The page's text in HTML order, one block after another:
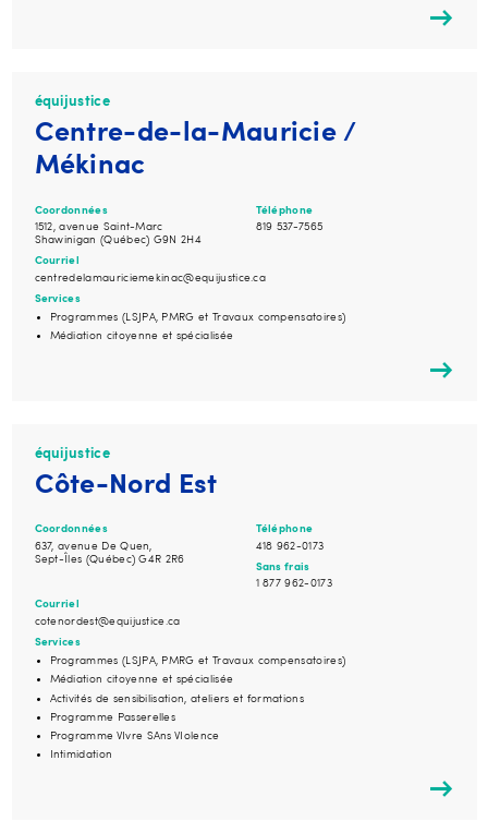
équijustice
Centre-de-la-Mauricie /
Mékinac
Coordonnées
1512, avenue Saint-Marc
Shawinigan (Québec) G9N 2H4
Téléphone
819 537-7565
Courriel
centredelamauriciemekinac@equijustice.ca
Services
Programmes (LSJPA, PMRG et Travaux compensatoires)
Médiation citoyenne et spécialisée
équijustice
Côte-Nord Est
Coordonnées
637, avenue De Quen,
Sept-Îles (Québec) G4R 2R6
Téléphone
418 962-0173
Sans frais
1 877 962-0173
Courriel
cotenordest@equijustice.ca
Services
Programmes (LSJPA, PMRG et Travaux compensatoires)
Médiation citoyenne et spécialisée
Activités de sensibilisation, ateliers et formations
Programme Passerelles
Programme VIvre SAns VIolence
Intimidation